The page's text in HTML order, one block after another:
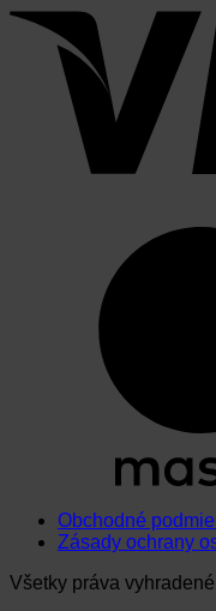
Obchodné
Zásady ochrany
Všetky práva